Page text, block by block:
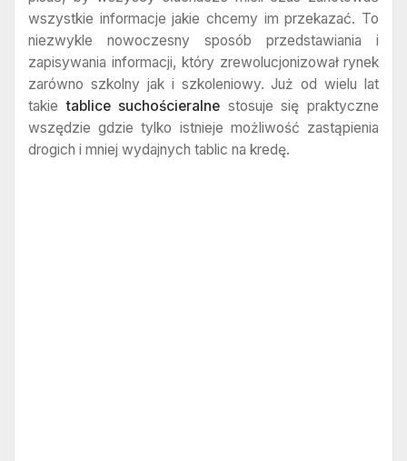
wszystkie informacje jakie chcemy im przekazać. To
niezwykle nowoczesny sposób przedstawiania i
zapisywania informacji, który zrewolucjonizował rynek
zarówno szkolny jak i szkoleniowy. Już od wielu lat
takietablice suchościeralne stosuje się praktyczne
wszędzie gdzie tylko istnieje możliwość zastąpienia
drogich i mniej wydajnych tablic na kredę.